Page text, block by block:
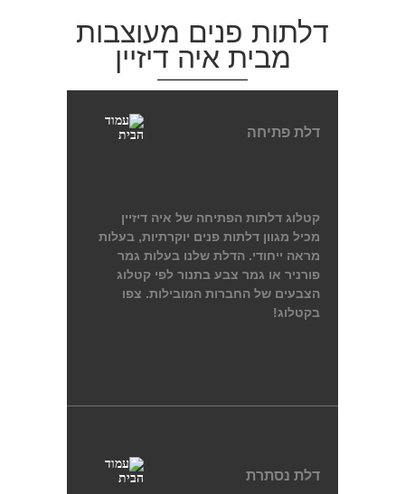
דלתות פנים מעוצבות
מבית איה דיזיין
דלת פתיחה
קטלוג דלתות הפתיחה של איה דיזיין
מכיל מגוון דלתות פנים יוקרתיות, בעלות
מראה ייחודי. הדלת שלנו בעלות גמר
פורניר או גמר צבע בתנור לפי קטלוג
הצבעים של החברות המובילות. צפו
בקטלוג!
דלת נסתרת